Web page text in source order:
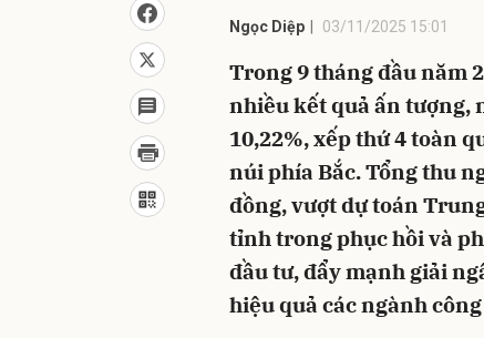
Ngọc Diệp 03/11/2025 15:01
Trong 9 tháng đầu năm
nhiều kết quả ấn tượng,
10,22%, xếp thứ 4 toàn
núi phía Bắc. Tổng thu
đồng, vượt dự toán
tỉnh trong phục hồi và
đầu tư, đẩy mạnh giải
hiệu quả các ngành